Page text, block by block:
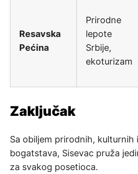
Resavska
Pećina
Prirodne
lepote
Srbije,
ekoturizam
Zaključak
Sa obiljem prirodnih, kulturnih
bogatstava, Sisevac pruža
za svakog posetioca.